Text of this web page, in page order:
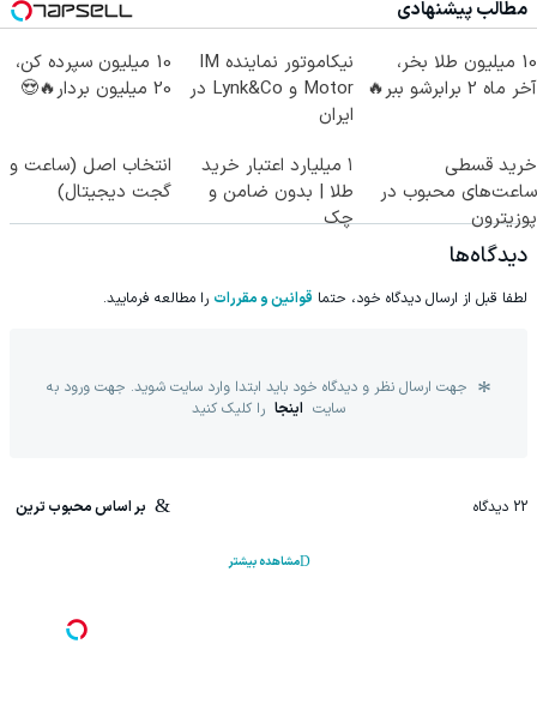
مطالب پیشنهادی
10 میلیون طلا بخر،
آخر ماه 2 برابرشو ببر🔥
نیکاموتور نماینده IM
Motor و Lynk&Co در
ایران
10 میلیون سپرده کن،
20 میلیون بردار🔥😍
خرید قسطی
ساعت‌های محبوب در
پوزیترون
۱ میلیارد اعتبار خرید
طلا | بدون ضامن و
چک
انتخاب اصل (ساعت و
گجت دیجیتال)
دیدگاه‌ها
لطفا قبل از ارسال دیدگاه خود، حتما قوانین و مقررات را مطالعه فرمایید.
جهت ارسال نظر و دیدگاه خود باید ابتدا وارد سایت شوید. جهت ورود به
سایت اینجا را کلیک کنید
22 دیدگاه بر اساس محبوب ترین
مشاهده بیشتر